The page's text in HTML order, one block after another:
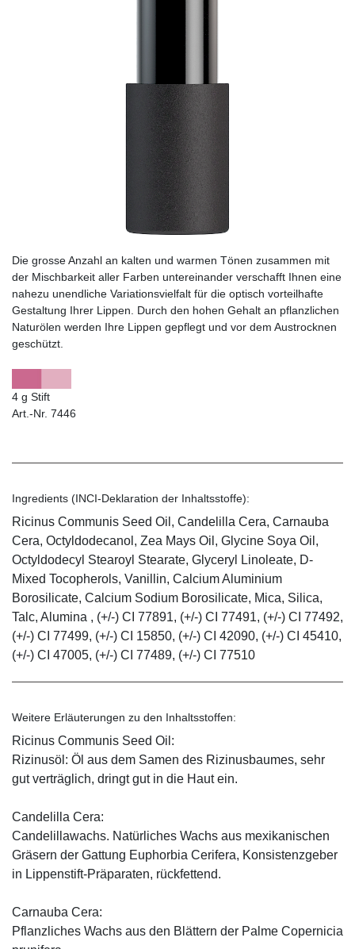
Die grosse Anzahl an kalten und warmen Tönen zusammen mit
der Mischbarkeit aller Farben untereinander verschafft Ihnen eine
nahezu unendliche Variationsvielfalt für die optisch vorteilhafte
Gestaltung Ihrer Lippen. Durch den hohen Gehalt an pflanzlichen
Naturölen werden Ihre Lippen gepflegt und vor dem Austrocknen
geschützt.
4 g Stift
Art.-Nr. 7446
Ingredients (INCI-Deklaration der Inhaltsstoffe):
Ricinus Communis Seed Oil, Candelilla Cera, Carnauba
Cera, Octyldodecanol, Zea Mays Oil, Glycine Soya Oil,
Octyldodecyl Stearoyl Stearate, Glyceryl Linoleate, D-
Mixed Tocopherols, Vanillin, Calcium Aluminium
Borosilicate, Calcium Sodium Borosilicate, Mica, Silica,
Talc, Alumina , (+/-) CI 77891, (+/-) CI 77491, (+/-) CI 77492,
(+/-) CI 77499, (+/-) CI 15850, (+/-) CI 42090, (+/-) CI 45410,
(+/-) CI 47005, (+/-) CI 77489, (+/-) CI 77510
Weitere Erläuterungen zu den Inhaltsstoffen:
Ricinus Communis Seed Oil:
Rizinusöl: Öl aus dem Samen des Rizinusbaumes, sehr
gut verträglich, dringt gut in die Haut ein.
Candelilla Cera:
Candelillawachs. Natürliches Wachs aus mexikanischen
Gräsern der Gattung Euphorbia Cerifera, Konsistenzgeber
in Lippenstift-Präparaten, rückfettend.
Carnauba Cera:
Pflanzliches Wachs aus den Blättern der Palme Copernicia